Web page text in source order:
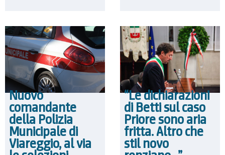
Nuovo
comandante
della Polizia
Municipale di
Viareggio, al via
“Le dichiarazioni
di Betti sul caso
Priore sono aria
fritta. Altro che
stil novo